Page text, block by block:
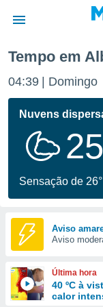
da
foi
fornecidas
a este
das
e
forma
digital
Tempo em
04:39 Domingo
Nuvens
Sensação de 26°
Aviso
Aviso
Última hora
40 ºC à
calor